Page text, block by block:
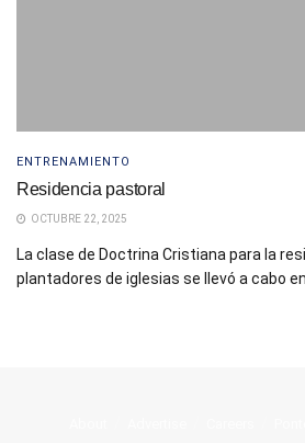
ENTRENAMIENTO
Residencia pastoral
OCTUBRE 22, 2025
La clase de Doctrina Cristiana para la
plantadores de iglesias se llevó a cabo en